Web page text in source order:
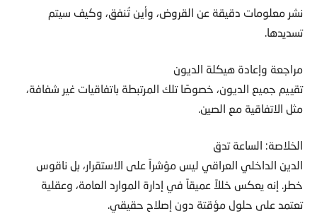
نشر معلومات دقيقة عن القروض، وأين تُنفق، وكيف سيتم
تسديدها.
مراجعة وإعادة هيكلة الديون
تقييم جميع الديون، خصوصًا تلك المرتبطة باتفاقيات غير شفافة،
مثل الاتفاقية مع الصين.
الخلاصة: الساعة تدق
الدين الداخلي العراقي ليس مؤشراً على الاستقرار، بل ناقوس
خطر. إنه يعكس خللاً عميقاً في إدارة الموارد العامة، وعقلية
تعتمد على حلول مؤقتة دون إصلاح حقيقي.